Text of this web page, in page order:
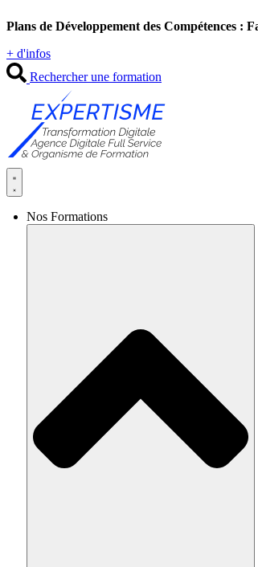
au
Plans de Développement des Compétences :
+ d'infos
Rechercher une formation
Nos Formations